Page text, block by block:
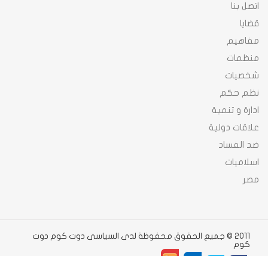
اتصل بنا
قضايا
مفاهيم
منظمات
شخصيات
نظم حكم
ادارة و تنمية
علاقات دولية
ضد الفساد
اسلاميات
مصر
2011 © جميع الحقوق محفوظة لدى السياسى دوت كوم دوت
كوم